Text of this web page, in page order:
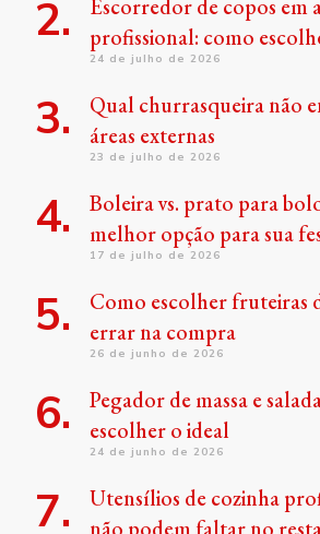
Escorredor de copos em
profissional: como
24 de julho de 2026
Qual churrasqueira não
áreas externas
23 de julho de 2026
Boleira vs. prato para
melhor opção para sua
17 de julho de 2026
Como escolher fruteiras
errar na compra
26 de junho de 2026
Pegador de massa e
escolher o ideal
24 de junho de 2026
Utensílios de cozinha